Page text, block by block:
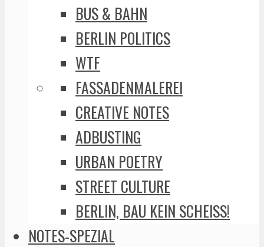
BUS & BAHN
BERLIN POLITICS
WTF
FASSADENMALEREI
CREATIVE NOTES
ADBUSTING
URBAN POETRY
STREET CULTURE
BERLIN, BAU KEIN SCHEISS!
NOTES-SPEZIAL